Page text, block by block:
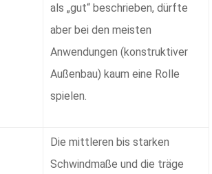
als gut beschrieben, dürfte
aber bei den meisten
Anwendungen (konstruktiver
Außenbau) kaum eine Rolle
spielen.
Die mittleren bis starken
Schwindmaße und die träge